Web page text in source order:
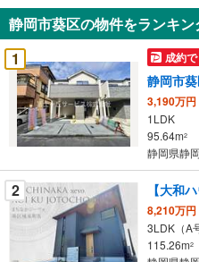
知
を
受
け
取
る
・
条
件
を
マ
静岡市葵区の物件をランキ
1
成約
静岡市
3,190万円
1LDK
95.64m2
静岡県静
2
8,210万円
3LDK（A
115.26m2